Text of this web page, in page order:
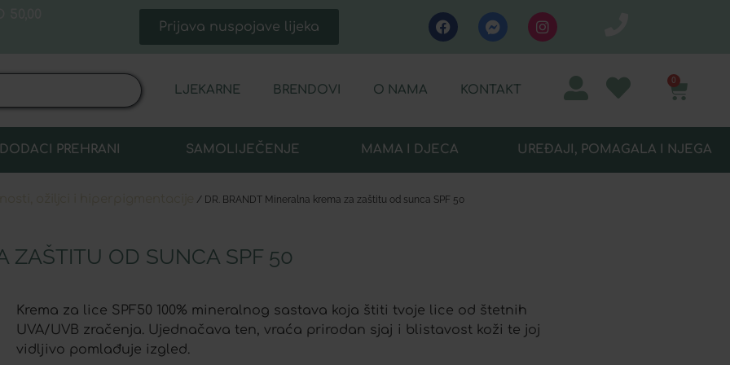
Prijava nuspojave lijeka
LJEKARNE BRENDOVI O NAMA KONTAKT
0
DODACI PREHRANI SAMOLIJEČENJE MAMA I DJECA UREĐAJI, POMAGALA I NJEGA
/ DR. BRANDT Mineralna krema za zaštitu od sunca SPF 50
ZAŠTITU OD SUNCA SPF 50
Krema za lice SPF50 100% mineralnog sastava koja štiti tvoje lice od štetnih
UVA/UVB zračenja. Ujednačava ten, vraća prirodan sjaj i blistavost koži te joj
vidljivo pomlađuje izgled.